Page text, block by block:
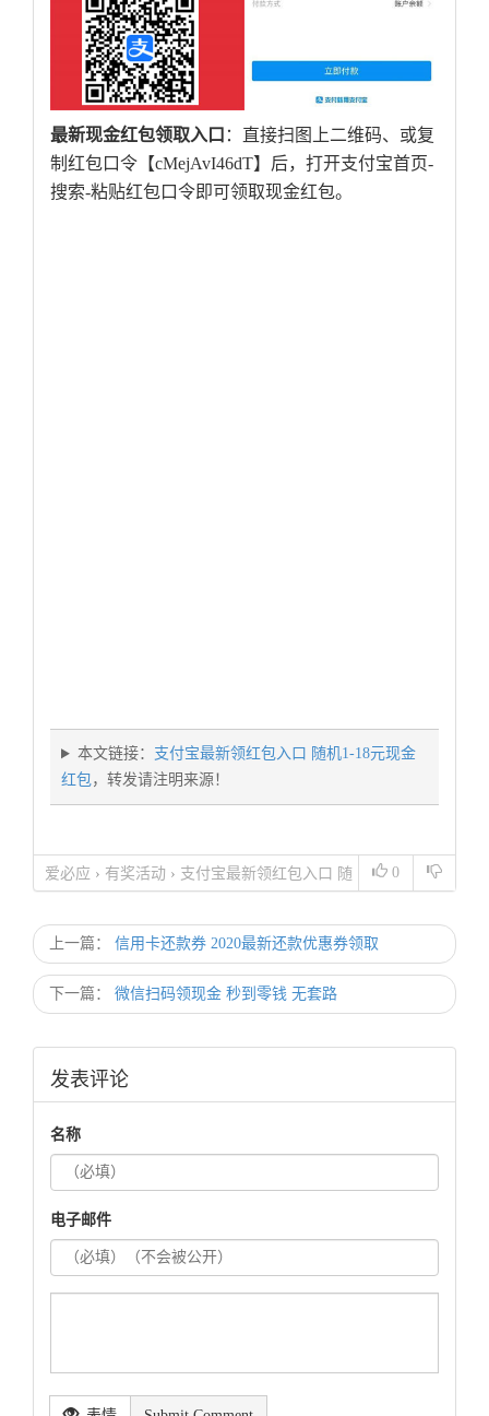
最新现金红包领取入口 ：直接扫图上二维码、或复
制红包口令【cMejAvI46dT】后，打开支付宝首页-
搜索-粘贴红包口令即可领取现金红包。
本文链接： 支付宝最新领红包入口 随机1-18元现金
红包，转发请注明来源！
0
爱必应 › 有奖活动 › 支付宝最新领红包入口 随
上一篇： 信用卡还款券 2020最新还款优惠券领取
下一篇： 微信扫码领现金 秒到零钱 无套路
发表评论
名称
电子邮件